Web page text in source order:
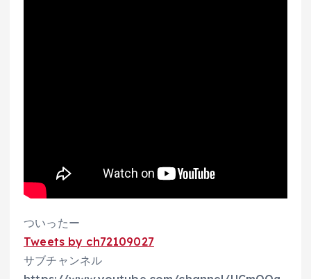
ついったー
Tweets by ch72109027
サブチャンネル